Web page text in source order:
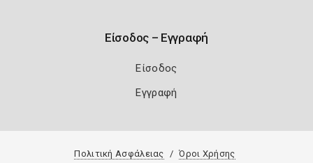
Είσοδος – Εγγραφή
Είσοδος
Εγγραφή
Πολιτική Ασφάλειας Όροι Χρήσης